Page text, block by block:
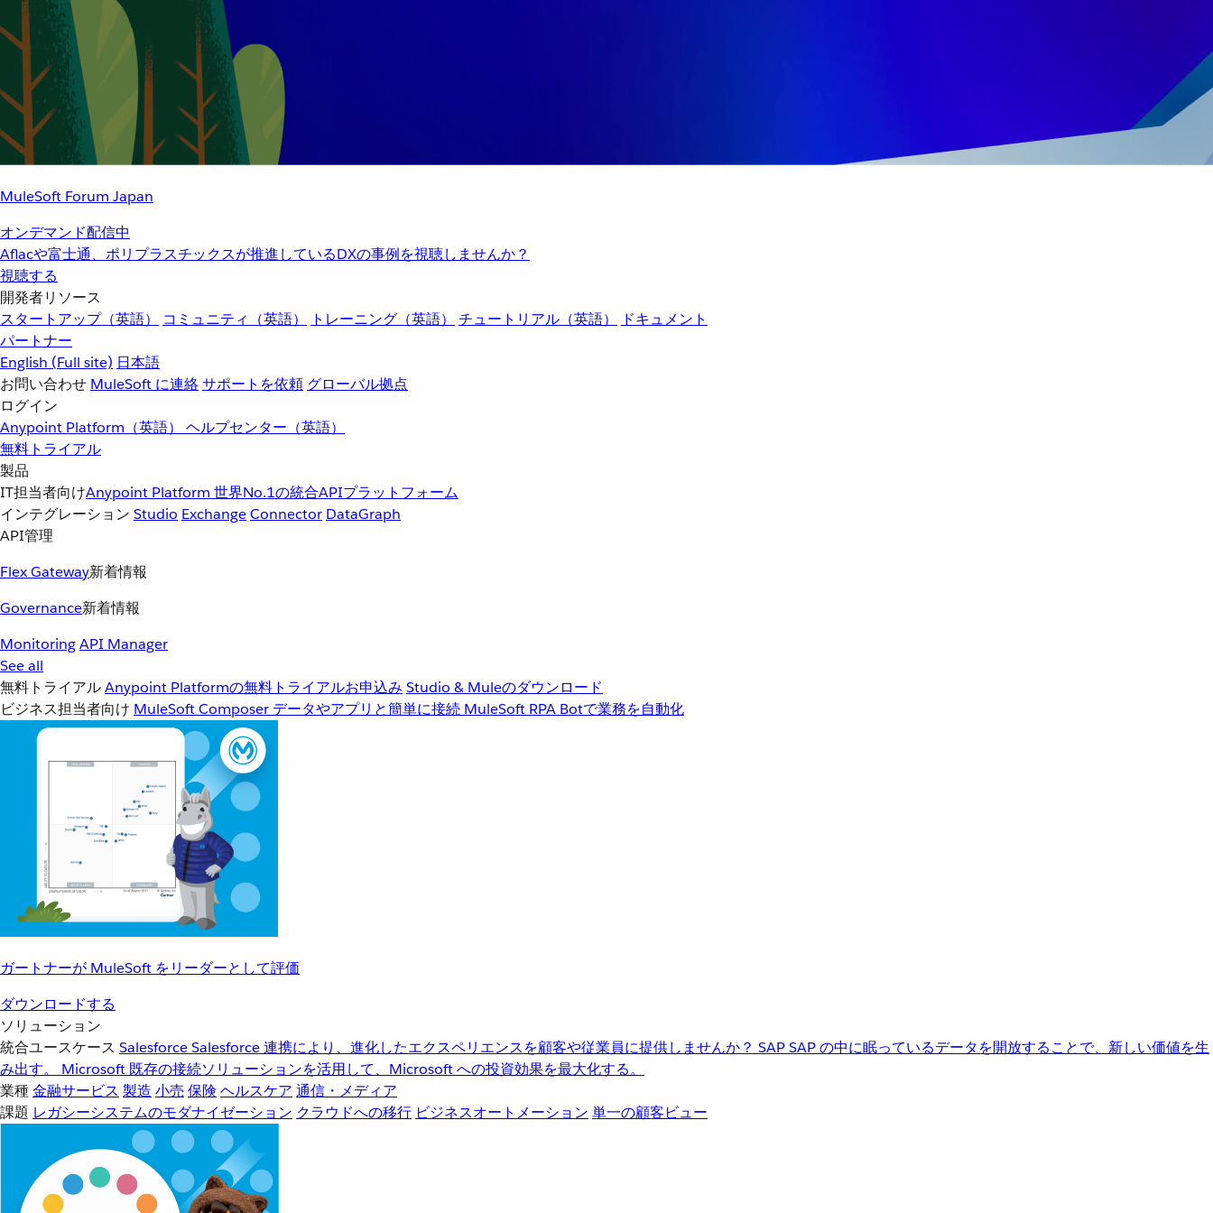
MuleSoft Forum Japan
オンデマンド配信中
Aflacや富士通、ポリプラスチックスが推進しているDXの事例を視聴しませんか？
視聴する
開発者リソース
スタートアップ（英語）
コミュニティ（英語） トレーニング（英語） チュートリアル（英語）
ドキュメント
パートナー
English (Full site) 日本語
お問い合わせ MuleSoft に連絡サポートを依頼 グローバル拠点
ログイン
Anypoint Platform（英語） ヘルプセンター（英語）
無料トライアル
製品
IT担当者向けAnypoint Platform 世界No.1の統合APIプラットフォーム
インテグレーション Studio ExchangeConnector DataGraph
API管理
Flex Gateway新着情報
Governance新着情報
MonitoringAPI Manager
See all
無料トライアルAnypoint Platformの無料トライアルお申込み Studio & Muleのダウンロード
ビジネス担当者向け MuleSoft Composer データやアプリと簡単に接続 MuleSoft RPA Botで業務を自動化
ガートナーが MuleSoft をリーダーとして評価
ダウンロードする
ソリューション
統合ユースケース SalesforceSalesforce 連携により、進化したエクスペリエンスを顧客や従業員に提供しませんか？ SAPSAP の中に眠っているデータを開放することで、新しい価値を生
み出す。
Microsoft 既存の接続ソリューションを活用して、Microsoft への投資効果を最大化する。
業種金融サービス 製造 小売 保険 ヘルスケア 通信・メディア
課題 レガシーシステムのモダナイゼーション クラウドへの移行 ビジネスオートメーション 単一の顧客ビュー